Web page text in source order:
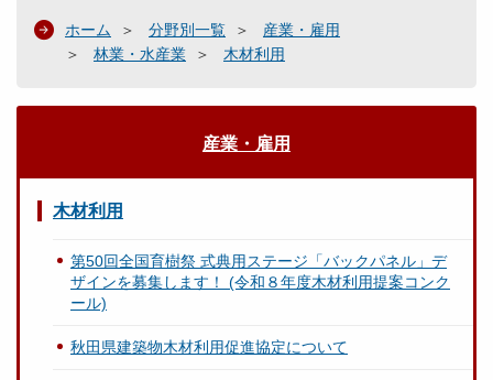
ホーム 分野別一覧
産業・雇用
林業・水産業
木材利用
産業・雇用
木材利用
第50回全国育樹祭 式典用ステージ「バックパネル」デ
ザインを募集します！ (令和８年度木材利用提案コンク
ール)
秋田県建築物木材利用促進協定について